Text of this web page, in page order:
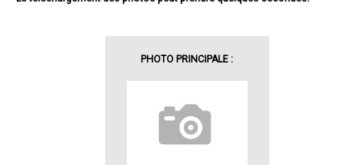
PHOTO PRINCIPALE :